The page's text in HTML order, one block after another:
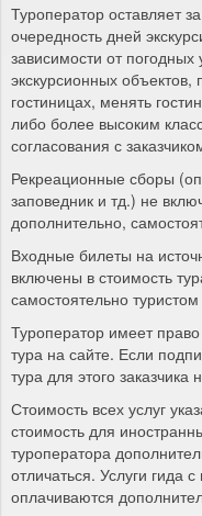
Туроператор оставляет
очередность дней
зависимости от
экскурсионных объектов,
гостиницах, менять
либо более высоким
согласования с
Рекреационные сборы
заповедник и тд.) не
дополнительно,
Входные билеты на
включены в стоимость
самостоятельно
Туроператор имеет
тура на сайте. Если
тура для этого заказчика
Стоимость всех услуг
стоимость для
туроператора
отличаться. Услуги гида
оплачиваются